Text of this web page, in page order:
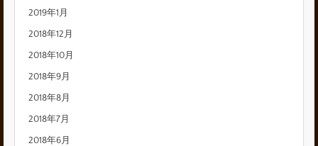
2019年1月
2018年12月
2018年10月
2018年9月
2018年8月
2018年7月
2018年6月